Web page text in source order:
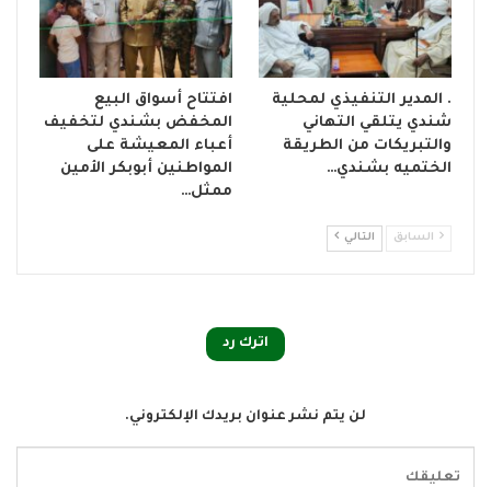
. المدير التنفيذي لمحلية
شندي يتلقي التهاني
والتبريكات من الطريقة
الختميه بشندي…
افتتاح أسواق البيع
المخفض بشندي لتخفيف
أعباء المعيشة على
المواطنين أبوبكر الأمين
ممثل…
السابق التالي
اترك رد
لن يتم نشر عنوان بريدك الإلكتروني.